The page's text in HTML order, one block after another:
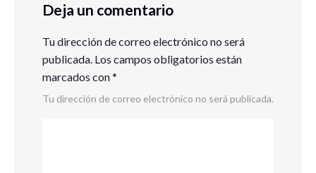
Deja un comentario
Tu dirección de correo electrónico no será
publicada. Los campos obligatorios están
marcados con*
Tu dirección de correo electrónico no será publicada.